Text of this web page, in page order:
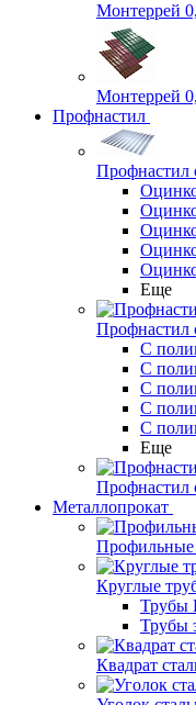
Монтеррей
Монтеррей
Профнастил
Профнастил
Еще
Профнастил
С
С
С
С
С
Еще
Профнастил
Металлопрокат
Профильные
Круглые
Трубы
Трубы
Квадрат